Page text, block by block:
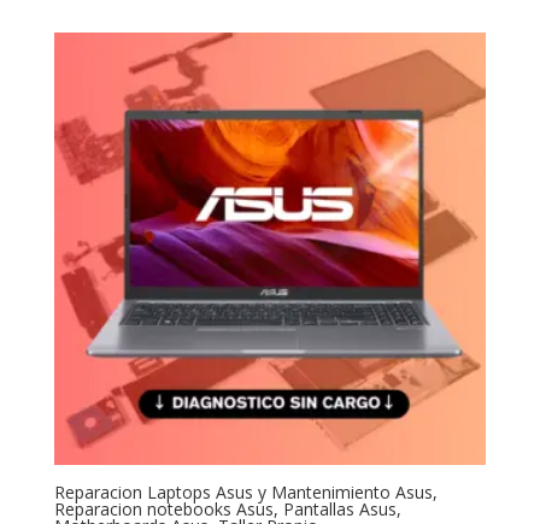
Reparacion Laptops Asus y Mantenimiento Asus,
Reparacion notebooks Asus, Pantallas Asus,